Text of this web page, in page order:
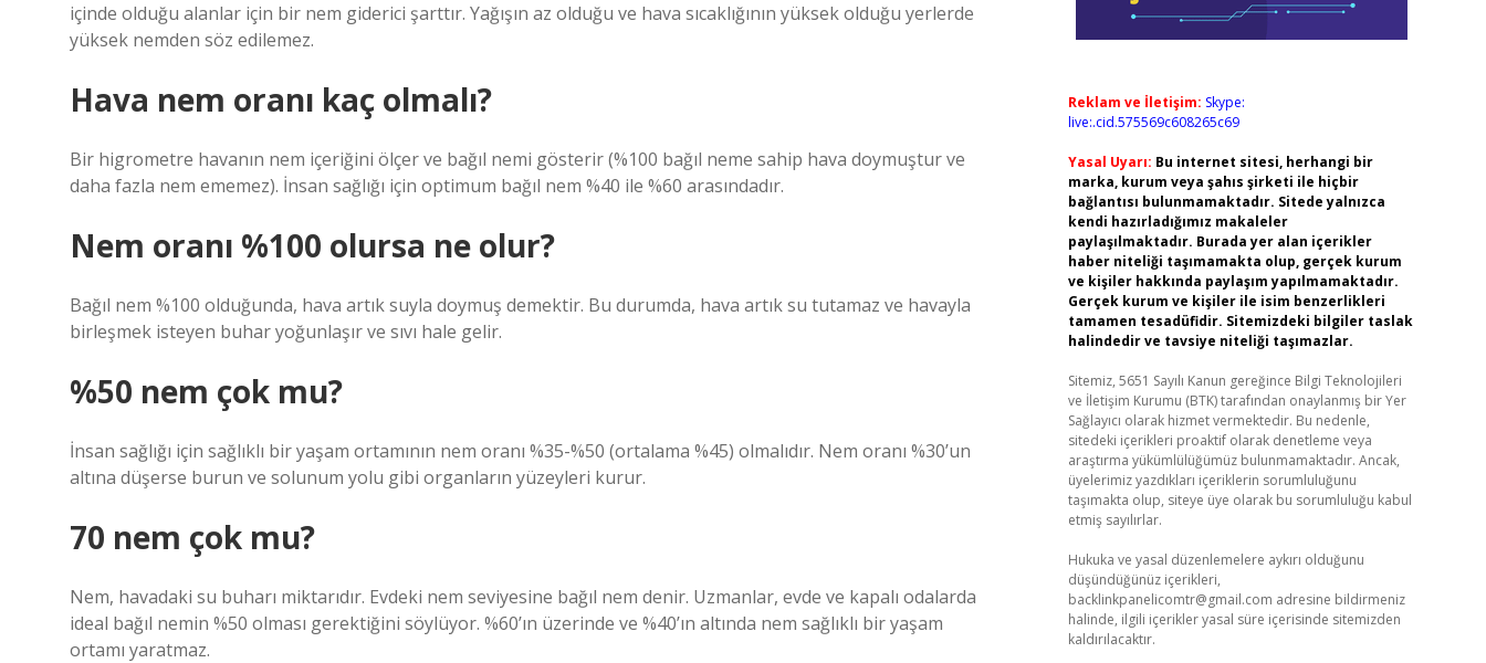
içinde olduğu alanlar için bir nem giderici şarttır. Yağışın az olduğu ve hava sıcaklığının yüksek olduğu yerlerde
yüksek nemden söz edilemez.
Hava nem oranı kaç olmalı?
Bir higrometre havanın nem içeriğini ölçer ve bağıl nemi gösterir (%100 bağıl neme sahip hava doymuştur ve
daha fazla nem ememez). İnsan sağlığı için optimum bağıl nem %40 ile %60 arasındadır.
Nem oranı %100 olursa ne olur?
Bağıl nem %100 olduğunda, hava artık suyla doymuş demektir. Bu durumda, hava artık su tutamaz ve havayla
birleşmek isteyen buhar yoğunlaşır ve sıvı hale gelir.
%50 nem çok mu?
İnsan sağlığı için sağlıklı bir yaşam ortamının nem oranı %35-%50 (ortalama %45) olmalıdır. Nem oranı %30’un
altına düşerse burun ve solunum yolu gibi organların yüzeyleri kurur.
70 nem çok mu?
Nem, havadaki su buharı miktarıdır. Evdeki nem seviyesine bağıl nem denir. Uzmanlar, evde ve kapalı odalarda
ideal bağıl nemin %50 olması gerektiğini söylüyor. %60’ın üzerinde ve %40’ın altında nem sağlıklı bir yaşam
ortamı yaratmaz.
Reklam ve İletişim: Skype:
live:.cid.575569c608265c69
Yasal Uyarı: Bu internet sitesi, herhangi bir
marka, kurum veya şahıs şirketi ile hiçbir
bağlantısı bulunmamaktadır. Sitede yalnızca
kendi hazırladığımız makaleler
paylaşılmaktadır. Burada yer alan içerikler
haber niteliği taşımamakta olup, gerçek kurum
ve kişiler hakkında paylaşım yapılmamaktadır.
Gerçek kurum ve kişiler ile isim benzerlikleri
tamamen tesadüfidir. Sitemizdeki bilgiler taslak
halindedir ve tavsiye niteliği taşımazlar.
Sitemiz, 5651 Sayılı Kanun gereğince Bilgi Teknolojileri
ve İletişim Kurumu (BTK) tarafından onaylanmış bir Yer
Sağlayıcı olarak hizmet vermektedir. Bu nedenle,
sitedeki içerikleri proaktif olarak denetleme veya
araştırma yükümlülüğümüz bulunmamaktadır. Ancak,
üyelerimiz yazdıkları içeriklerin sorumluluğunu
taşımakta olup, siteye üye olarak bu sorumluluğu kabul
etmiş sayılırlar.
Hukuka ve yasal düzenlemelere aykırı olduğunu
düşündüğünüz içerikleri,
backlinkpanelicomtr@gmail.com adresine bildirmeniz
halinde, ilgili içerikler yasal süre içerisinde sitemizden
kaldırılacaktır.